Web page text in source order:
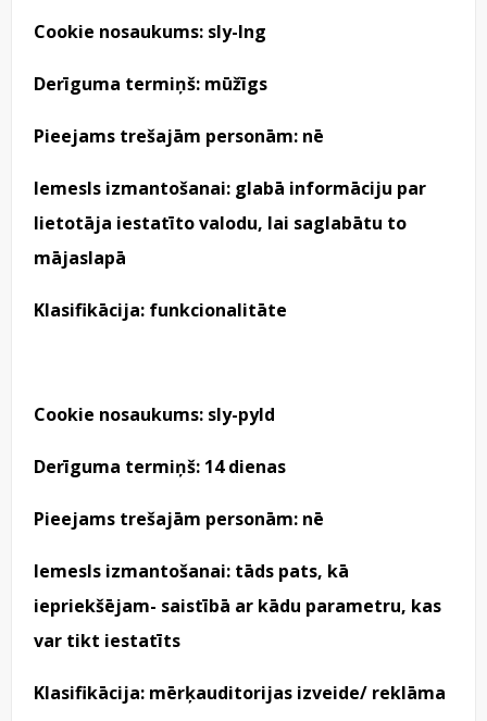
Cookie nosaukums: sly-Ing
Derīguma termiņš: mūžīgs
Pieejams trešajām personām: nē
Iemesls izmantošanai: glabā informāciju par
lietotāja iestatīto valodu, lai saglabātu to
mājaslapā
Klasifikācija: funkcionalitāte
Cookie nosaukums: sly-pyld
Derīguma termiņš: 14 dienas
Pieejams trešajām personām: nē
Iemesls izmantošanai: tāds pats, kā
iepriekšējam- saistībā ar kādu parametru, kas
var tikt iestatīts
Klasifikācija: mērķauditorijas izveide/ reklāma